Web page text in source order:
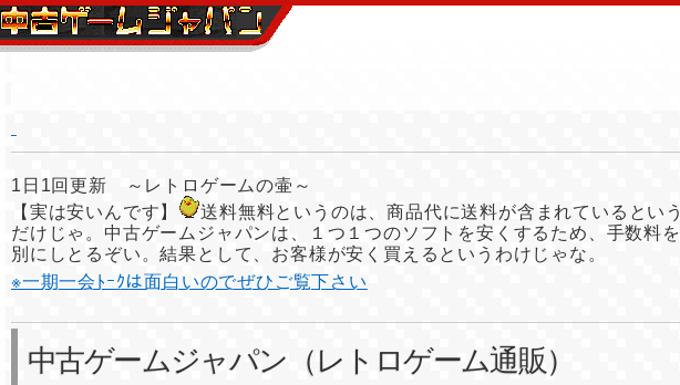
1日1回更新 ～レトロゲームの壷～
【実は安いんです】
送料無料というのは、商品代に送料が含まれているという
だけじゃ。中古ゲームジャパンは、１つ１つのソフトを安くするため、手数料を
別にしとるぞい。結果として、お客様が安く買えるというわけじゃな。
※一期一会ﾄｰｸは面白いのでぜひご覧下さい
中古ゲームジャパン（レトロゲーム通販）